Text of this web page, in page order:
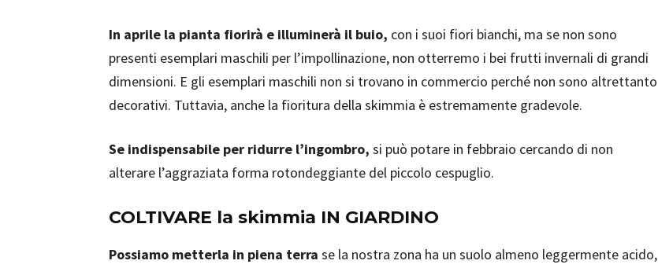
In aprile la pianta fiorirà e illuminerà il buio, con i suoi fiori bianchi, ma se non sono
presenti esemplari maschili per l’impollinazione, non otterremo i bei frutti invernali di grandi
dimensioni. E gli esemplari maschili non si trovano in commercio perché non sono altrettanto
decorativi. Tuttavia, anche la fioritura della skimmia è estremamente gradevole.
Se indispensabile per ridurre l’ingombro, si può potare in febbraio cercando di non
alterare l’aggraziata forma rotondeggiante del piccolo cespuglio.
COLTIVARE la skimmia IN GIARDINO
Possiamo metterla in piena terra se la nostra zona ha un suolo almeno leggermente acido,